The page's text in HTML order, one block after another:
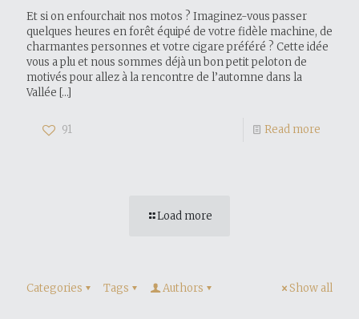
Et si on enfourchait nos motos ? Imaginez-vous passer
quelques heures en forêt équipé de votre fidèle machine, de
charmantes personnes et votre cigare préféré ? Cette idée
vous a plu et nous sommes déjà un bon petit peloton de
motivés pour allez à la rencontre de l’automne dans la
Vallée […]
91 Read more
Load more
Categories Tags Authors Show all